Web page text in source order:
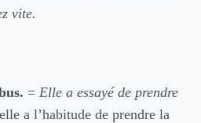
vite.
= Elle a essayé de prendre
a l’habitude de prendre la